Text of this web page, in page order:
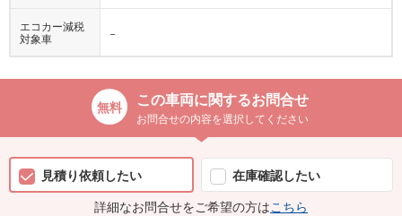
エコカー減税
対象車
−
この車両に関するお問合せ
お問合せの内容を選択してください
見積り依頼したい
在庫確認したい
詳細なお問合せをご希望の方はこちら